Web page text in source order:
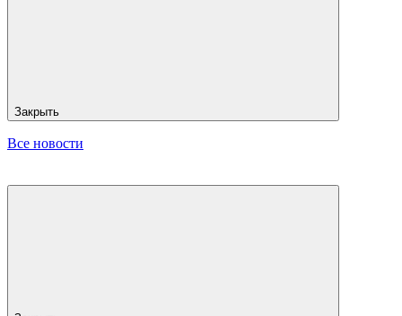
Закрыть
Все новости